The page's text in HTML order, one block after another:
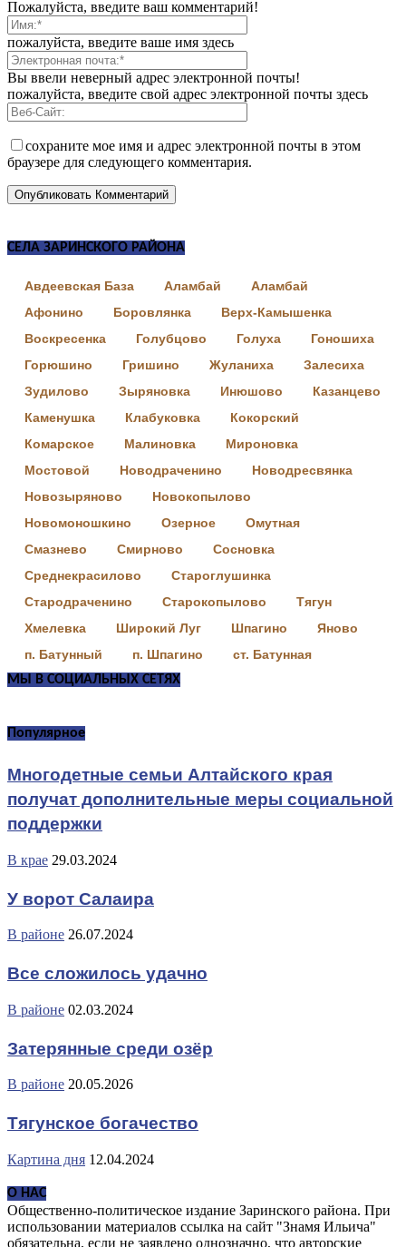
Пожалуйста, введите ваш комментарий!
пожалуйста, введите ваше имя здесь
Вы ввели неверный адрес электронной почты!
пожалуйста, введите свой адрес электронной почты здесь
сохраните мое имя и адрес электронной почты в этом
браузере для следующего комментария.
СЕЛА ЗАРИНСКОГО РАЙОНА
Авдеевская База Аламбай
Аламбай
Афонино
Боровлянка
Верх-Камышенка
Воскресенка
Голубцово Голуха
Гоношиха
Горюшино
Гришино Жуланиха
Залесиха
Зудилово
Зыряновка Инюшово
Казанцево
Каменушка
Клабуковка
Кокорский
Комарское
Малиновка
Мироновка
Мостовой
Новодраченино
Новодресвянка
Новозыряново
Новокопылово
Новомоношкино
Озерное
Омутная
Смазнево
Смирново
Сосновка
Среднекрасилово
Староглушинка
Стародраченино
Старокопылово
Тягун
Хмелевка
Широкий Луг Шпагино
Яново
п. Батунный
п. Шпагино
ст. Батунная
МЫ В СОЦИАЛЬНЫХ СЕТЯХ
Популярное
Многодетные семьи Алтайского края
получат дополнительные меры социальной
поддержки
В крае 29.03.2024
У ворот Салаира
В районе 26.07.2024
Все сложилось удачно
В районе 02.03.2024
Затерянные среди озёр
В районе 20.05.2026
Тягунское богачество
Картина дня 12.04.2024
О НАС
Общественно-политическое издание Заринского района. При
использовании материалов ссылка на сайт "Знамя Ильича"
обязательна, если не заявлено однозначно, что авторские